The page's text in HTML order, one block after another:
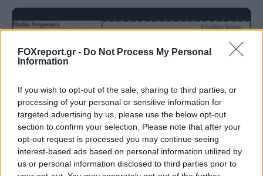
FOXreport.gr - Do Not Process My Personal
Information
If you wish to opt-out of the sale, sharing to third parties, or
processing of your personal or sensitive information for
targeted advertising by us, please use the below opt-out
section to confirm your selection. Please note that after your
opt-out request is processed you may continue seeing
interest-based ads based on personal information utilized by
us or personal information disclosed to third parties prior to
Ένας «θερμοστάτης» για πιο ρεαλιστικές